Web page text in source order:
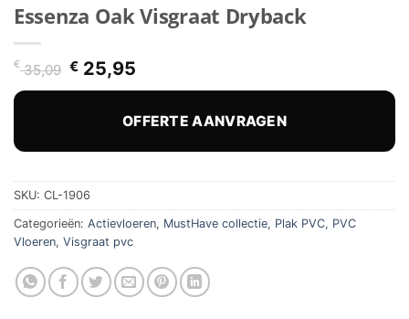
Essenza Oak Visgraat Dryback
€35,09 Oorspronkelijke
prijs
€ 35,09.
€25,95Huidige
prijs
€ 25,95.
OFFERTE AANVRAGEN
SKU: CL-1906
Categorieën: Actievloeren, MustHave collectie, Plak PVC, PVC
Vloeren, Visgraat pvc